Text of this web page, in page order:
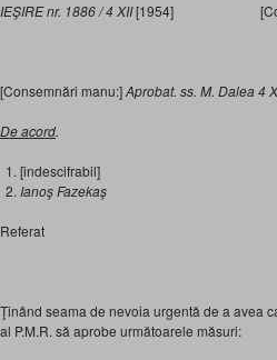
IEŞIRE nr. 1886 / 4 XII[1954]
[Consemnări manu:]Aprobat. ss. M. Dalea 4
De acord.
[indescifrabil]
Ianoş Fazekaş
Referat
Ţinând seama de nevoia urgentă de a avea
al P.M.R. să aprobe următoarele măsuri: